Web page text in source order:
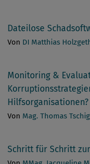
Dateilose
Von DI Matthias
Monitoring &
Hilfsorganisationen?
Von Mag. Thomas
Schritt für Schritt